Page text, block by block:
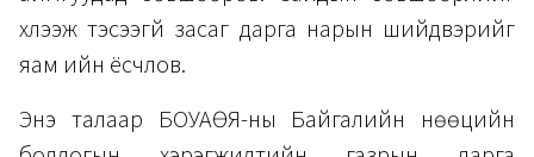
хүлээж тэсээгүй засаг дарга нарын шийдвэрийг
яам ийн ёсчлов.
Энэ талаар БОУАӨЯ-ны Байгалийн нөөцийн